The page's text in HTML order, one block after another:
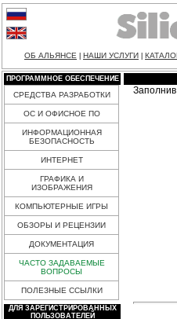
ОБ АЛЬЯНСЕ НАШИ УСЛУГИ
ПРОГРАММНОЕ ОБЕСПЕЧЕНИЕ
СРЕДСТВА РАЗРАБОТКИ
ОС И ОФИСНОЕ ПО
ИНФОРМАЦИОННАЯ
БЕЗОПАСНОСТЬ
ИНТЕРНЕТ
ГРАФИКА И
ИЗОБРАЖЕНИЯ
КОМПЬЮТЕРНЫЕ ИГРЫ
ОБЗОРЫ И РЕЦЕНЗИИ
ДОКУМЕНТАЦИЯ
ЧАСТО ЗАДАВАЕМЫЕ
ВОПРОСЫ
ПОЛЕЗНЫЕ ССЫЛКИ
ДЛЯ ЗАРЕГИСТРИРОВАННЫХ
ПОЛЬЗОВАТЕЛЕЙ